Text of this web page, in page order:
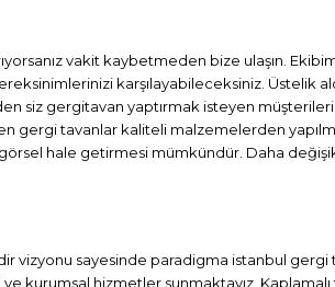
vakit kaybetmeden bize ulaşın.
karşılayabileceksiniz. Üstelik
siz gergitavan yaptırmak isteyen
gergi tavanlar kaliteli malzemelerden
görsel hale getirmesi mümkündür. Daha
vizyonu sayesinde paradigma istanbul
kurumsal hizmetler sunmaktayız. Kaplamalı